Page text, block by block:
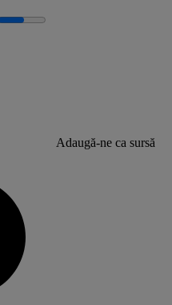
Adaugă-ne ca sursă